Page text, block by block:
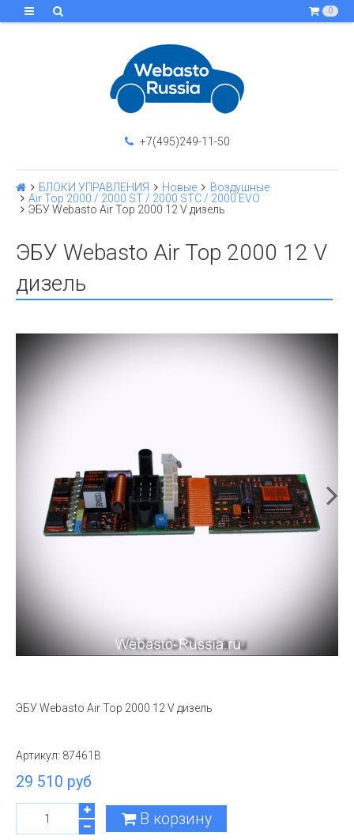
0
+7(495)249-11-50
БЛОКИ УПРАВЛЕНИЯ Новые
Воздушные
Air Top 2000 / 2000 ST / 2000 STC / 2000 EVO
ЭБУ Webasto Air Top 2000 12 V дизель
ЭБУ Webasto Air Top 2000 12 V
дизель
ЭБУ Webasto Air Top 2000 12 V дизель
Артикул: 87461B
29 510 руб
В корзину